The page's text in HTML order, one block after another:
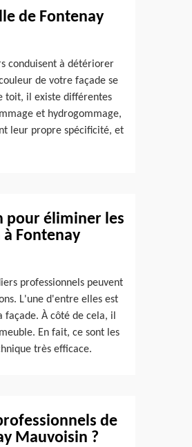
de Fontenay
conduisent à détériorer
de votre façade se
toit, il existe différentes
et hydrogommage,
leur propre spécificité, et
pour éliminer les
Fontenay
professionnels peuvent
L'une d'entre elles est
À côté de cela, il
En fait, ce sont les
très efficace.
de
Mauvoisin ?